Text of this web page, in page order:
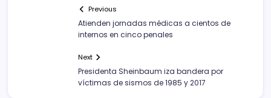
Previous
Atienden jornadas médicas a cientos de
internos en cinco penales
Next
Presidenta Sheinbaum iza bandera por
víctimas de sismos de 1985 y 2017